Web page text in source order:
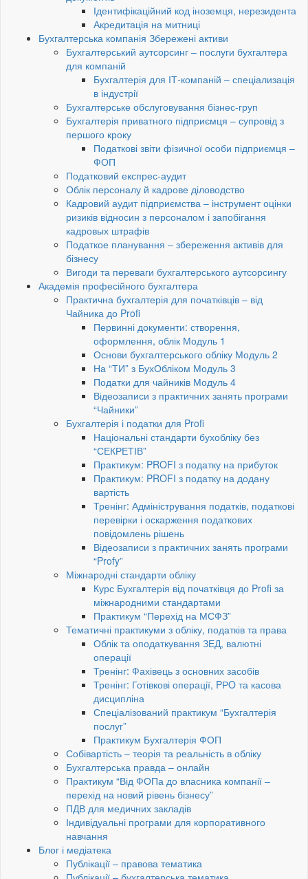
Ідентифікаційний код іноземця, нерезидента
Акредитація на митниці
Бухгалтерська компанія Збережені активи
Бухгалтерський аутсорсинг – послуги бухгалтера
для компаній
Бухгалтерія для ІТ-компаній – спеціализація
в індустрії
Бухгалтерське обслуговування бізнес-груп
Бухгалтерія приватного підприємця – супровід з
першого кроку
Податкові звіти фізичної особи підприємця –
ФОП
Податковий експрес-аудит
Облік персоналу й кадрове діловодство
Кадровий аудит підприємства – інструмент оцінки
ризиків відносин з персоналом і запобігання
кадровых штрафів
Податкое планування – збереження активів для
бізнесу
Вигоди та переваги бухгалтерського аутсорсингу
Академія професійного бухгалтера
Практична бухгалтерія для початківців – від
Чайника до Profi
Первинні документи: створення,
оформлення, облік Модуль 1
Основи бухгалтерського обліку Модуль 2
На “ТИ” з БухОбліком Модуль 3
Податки для чайників Модуль 4
Відеозаписи з практичних занять програми
“Чайники”
Бухгалтерія і податки для Profi
Національні стандарти бухобліку без
“СЕКРЕТІВ”
Практикум: PROFI з податку на прибуток
Практикум: PROFI з податку на додану
вартість
Тренінг: Адміністрування податків, податкові
перевірки і оскарження податкових
повідомлень рішень
Відеозаписи з практичних занять програми
“Profy”
Міжнародні стандарти обліку
Курс Бухгалтерія від початківця до Profi за
міжнародними стандартами
Практикум “Перехід на МСФЗ”
Тематичні практикуми з обліку, податків та права
Облік та оподаткування ЗЕД, валютні
операції
Тренінг: Фахівець з основних засобів
Тренінг: Готівкові операції, PРO та касова
дисципліна
Спеціалізований практикум “Бухгалтерія
послуг”
Практикум Бухгалтерія ФОП
Собівартість – теорія та реальність в обліку
Бухгалтерська правда – онлайн
Практикум “Від ФОПа до власника компанії –
перехід на новий рівень бізнесу”
ПДВ для медичних закладів
Індивідуальні програми для корпоративного
навчання
Блог і медіатека
Публікації – правова тематика